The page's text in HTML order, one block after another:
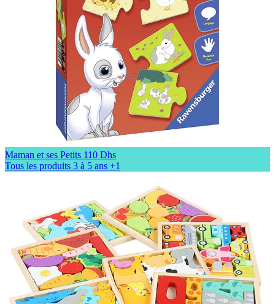
Maman et ses Petits 110 Dhs
Tous les produits 3 à 5 ans +1